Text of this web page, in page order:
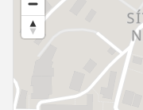
Vila Real
Viseu